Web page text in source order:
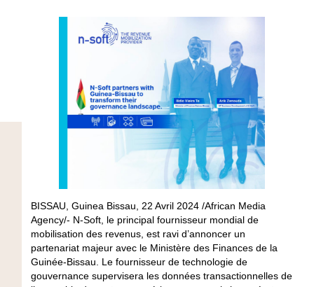
BISSAU, Guinea Bissau, 22 Avril 2024 /African Media
Agency/- N-Soft, le principal fournisseur mondial de
mobilisation des revenus, est ravi d’annoncer un
partenariat majeur avec le Ministère des Finances de la
Guinée-Bissau. Le fournisseur de technologie de
gouvernance supervisera les données transactionnelles de